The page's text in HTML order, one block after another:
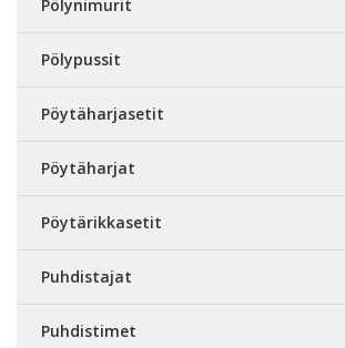
Pölynimurit
Pölypussit
Pöytäharjasetit
Pöytäharjat
Pöytärikkasetit
Puhdistajat
Puhdistimet